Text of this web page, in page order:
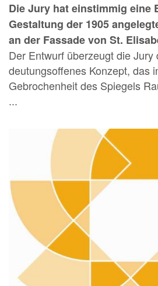
Die Jury hat einstimmig eine
Gestaltung der 1905
an der Fassade von St.
Der Entwurf überzeugt die Jury
deutungsoffenes Konzept, das
Gebrochenheit des Spiegels
...